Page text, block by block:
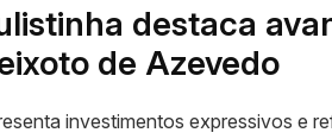
destaca
de Azevedo
investimentos expressivos e